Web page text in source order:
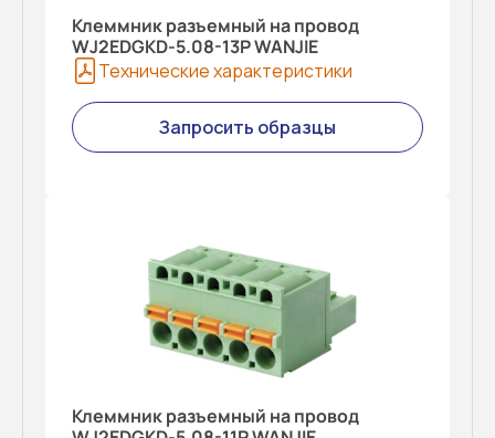
Клеммник разъемный на провод
WJ2EDGKD-5.08-13P WANJIE
Технические характеристики
Запросить образцы
Клеммник разъемный на провод